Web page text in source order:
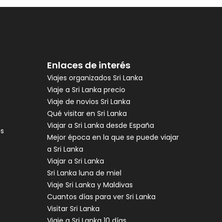
Enlaces de interés
Viajes organizados Sri Lanka
Viaje a Sri Lanka precio
Viaje de novios Sri Lanka
Qué visitar en Sri Lanka
Viajar a Sri Lanka desde España
Mejor época en la que se puede viajar
a Sri Lanka
Viajar a Sri Lanka
Sri Lanka luna de miel
Viaje Sri Lanka y Maldivas
Cuantos días para ver Sri Lanka
Visitar Sri Lanka